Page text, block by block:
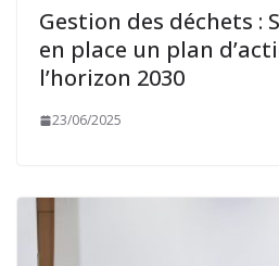
Gestion des déchets :
en place un plan
l’horizon 2030
23/06/2025